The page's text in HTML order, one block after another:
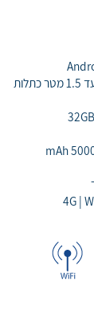
סוג קורא ברקוד: 2D/1D עד 1.5 מטר כתלות